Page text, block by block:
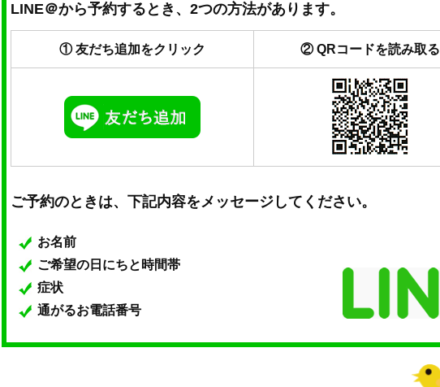
LINE＠から予約するとき、2つの方法があります。
① 友だち追加をクリック ② QRコードを読み取る
ご予約のときは、下記内容をメッセージしてください。
お名前
ご希望の日にちと時間帯
症状
通がるお電話番号